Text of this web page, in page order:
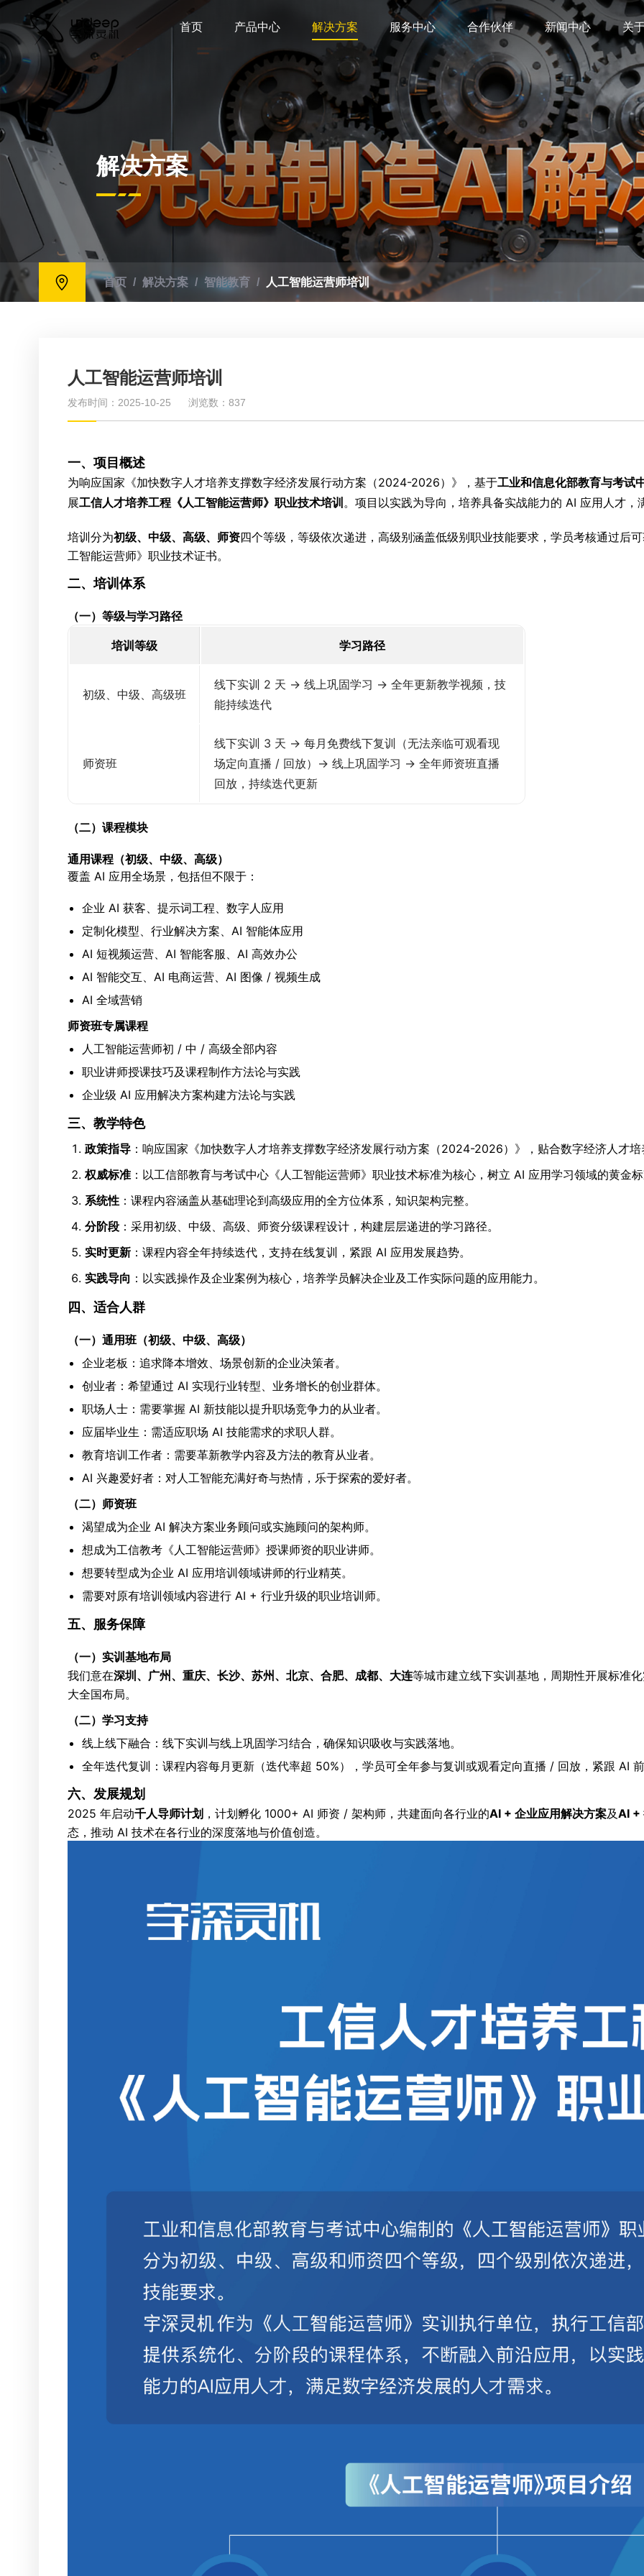
首页 产品中心 解决方案 服务中心 合作伙伴 新闻中心 关
解决方案
首页 / 解决方案 / 智能教育 / 人工智能运营师培训
人工智能运营师培训
发布时间：2025-10-25
浏览数：837
一、项目概述
为响应国家《加快数字人才培养支撑数字经济发展行动方案（2024-2026）》，基于工业和信息化部教育与考试
展工信人才培养工程《人工智能运营师》职业技术培训。项目以实践为导向，培养具备实战能力的 AI 应用人才，
培训分为初级、中级、高级、师资四个等级，等级依次递进，高级别涵盖低级别职业技能要求，学员考核通过后
工智能运营师》职业技术证书。
二、培训体系
（一）等级与学习路径
培训等级 学习路径
初级、中级、高级班
线下实训 2 天 → 线上巩固学习 → 全年更新教学视频，技
能持续迭代
师资班
线下实训 3 天 → 每月免费线下复训（无法亲临可观看现
场定向直播 / 回放）→ 线上巩固学习 → 全年师资班直播
回放，持续迭代更新
（二）课程模块
通用课程（初级、中级、高级）
覆盖 AI 应用全场景，包括但不限于：
企业 AI 获客、提示词工程、数字人应用
定制化模型、行业解决方案、AI 智能体应用
AI 短视频运营、AI 智能客服、AI 高效办公
AI 智能交互、AI 电商运营、AI 图像 / 视频生成
AI 全域营销
师资班专属课程
人工智能运营师初 / 中 / 高级全部内容
职业讲师授课技巧及课程制作方法论与实践
企业级 AI 应用解决方案构建方法论与实践
三、教学特色
政策指导：响应国家《加快数字人才培养支撑数字经济发展行动方案（2024-2026）》，贴合数字经济人才培
权威标准：以工信部教育与考试中心《人工智能运营师》职业技术标准为核心，树立 AI 应用学习领域的黄金标
系统性：课程内容涵盖从基础理论到高级应用的全方位体系，知识架构完整。
分阶段：采用初级、中级、高级、师资分级课程设计，构建层层递进的学习路径。
实时更新：课程内容全年持续迭代，支持在线复训，紧跟 AI 应用发展趋势。
实践导向 ：以实践操作及企业案例为核心，培养学员解决企业及工作实际问题的应用能力。
四、适合人群
（一）通用班（初级、中级、高级）
企业老板：追求降本增效、场景创新的企业决策者。
创业者：希望通过 AI 实现行业转型、业务增长的创业群体。
职场人士：需要掌握 AI 新技能以提升职场竞争力的从业者。
应届毕业生：需适应职场 AI 技能需求的求职人群。
教育培训工作者：需要革新教学内容及方法的教育从业者。
AI 兴趣爱好者：对人工智能充满好奇与热情，乐于探索的爱好者。
（二）师资班
渴望成为企业 AI 解决方案业务顾问或实施顾问的架构师。
想成为工信教考《人工智能运营师》授课师资的职业讲师。
想要转型成为企业 AI 应用培训领域讲师的行业精英。
需要对原有培训领域内容进行 AI + 行业升级的职业培训师。
五、服务保障
（一）实训基地布局
我们意在深圳、广州、重庆、长沙、苏州、北京、合肥、成都、大连等城市建立线下实训基地，周期性开展标准
大全国布局。
（二）学习支持
线上线下融合：线下实训与线上巩固学习结合，确保知识吸收与实践落地。
全年迭代复训：课程内容每月更新（迭代率超 50%），学员可全年参与复训或观看定向直播 / 回放，紧跟 AI 前
六、发展规划
2025 年启动千人导师计划 ，计划孵化 1000+ AI 师资 / 架构师，共建面向各行业的AI + 企业应用解决方案及AI +
态，推动 AI 技术在各行业的深度落地与价值创造。